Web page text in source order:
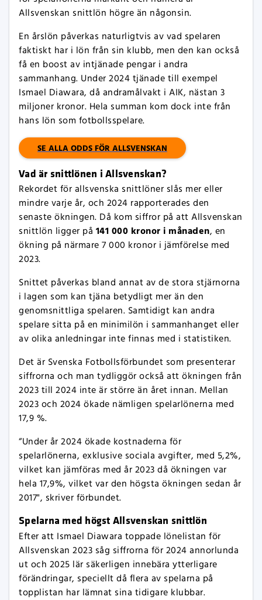
Allsvenskan snittlön högre än någonsin.
En årslön påverkas naturligtvis av vad spelaren
faktiskt har i lön från sin klubb, men den kan också
få en boost av intjänade pengar i andra
sammanhang. Under 2024 tjänade till exempel
Ismael Diawara, då andramålvakt i AIK, nästan 3
miljoner kronor. Hela summan kom dock inte från
hans lön som fotbollsspelare.
SE ALLA ODDS FÖR ALLSVENSKAN
Vad är snittlönen i Allsvenskan?
Rekordet för allsvenska snittlöner slås mer eller
mindre varje år, och 2024 rapporterades den
senaste ökningen. Då kom siffror på att Allsvenskan
snittlön ligger på 141 000 kronor i månaden, en
ökning på närmare 7 000 kronor i jämförelse med
2023.
Snittet påverkas bland annat av de stora stjärnorna
i lagen som kan tjäna betydligt mer än den
genomsnittliga spelaren. Samtidigt kan andra
spelare sitta på en minimilön i sammanhanget eller
av olika anledningar inte finnas med i statistiken.
Det är Svenska Fotbollsförbundet som presenterar
siffrorna och man tydliggör också att ökningen från
2023 till 2024 inte är större än året innan. Mellan
2023 och 2024 ökade nämligen spelarlönerna med
17,9 %.
“Under år 2024 ökade kostnaderna för
spelarlönerna, exklusive sociala avgifter, med 5,2%,
vilket kan jämföras med år 2023 då ökningen var
hela 17,9%, vilket var den högsta ökningen sedan år
2017", skriver förbundet.
Spelarna med högst Allsvenskan snittlön
Efter att Ismael Diawara toppade lönelistan för
Allsvenskan 2023 såg siffrorna för 2024 annorlunda
ut och 2025 lär säkerligen innebära ytterligare
förändringar, speciellt då flera av spelarna på
topplistan har lämnat sina tidigare klubbar.